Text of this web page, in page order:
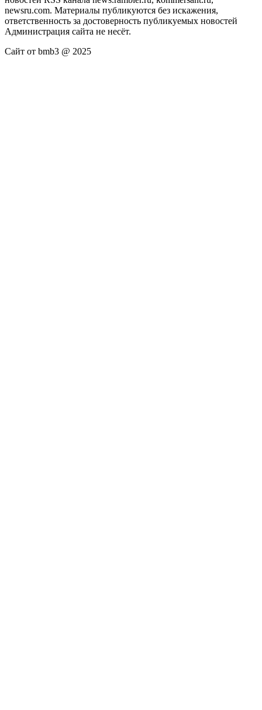
newsru.com. Материалы публикуются без искажения,
ответственность за достоверность публикуемых новостей
Администрация сайта не несёт.
Сайт от bmb3 @ 2025